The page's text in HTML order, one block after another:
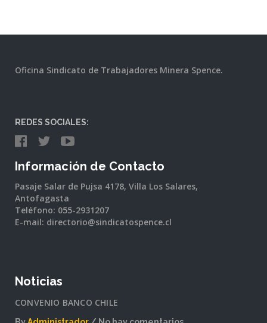
Oficina Sindicato de Trabajadores Minera Spence.
REDES SOCIALES:
Información de Contacto
Pasaje Salar de Pujsa 4178, Villa Los Salares,
Antofagasta
Teléfono: 055-2931207
E-mail: directorio@sindicatospence.cl
Noticias
CONVENIO BANCO CHILE